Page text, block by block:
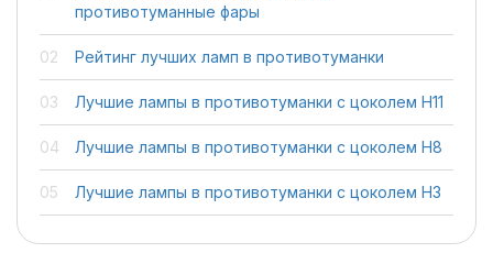
противотуманные фары
Рейтинг лучших ламп в противотуманки
Лучшие лампы в противотуманки с цоколем H11
Лучшие лампы в противотуманки с цоколем H8
Лучшие лампы в противотуманки с цоколем H3